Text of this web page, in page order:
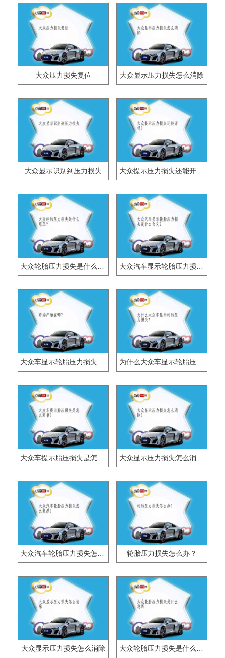
大众压力损失复位 大众显示压力损失怎么消除
大众显示识别到压力损失 大众提示压力损失还能开吗？
为什么大众车显示轮胎压力损失？
轮胎压力损失怎么办？
大众显示压力损失怎么消除 大众轮胎压力损失是什么意思